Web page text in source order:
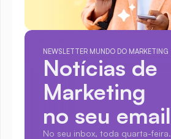
NEWSLETTER MUNDO DO MARKETING
Notícias de
Marketing
no seu email
No seu inbox, toda quarta-feira.